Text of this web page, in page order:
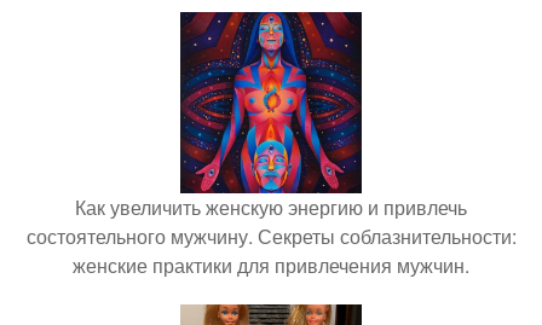
Как увеличить женскую энергию и привлечь
состоятельного мужчину. Секреты соблазнительности:
женские практики для привлечения мужчин.